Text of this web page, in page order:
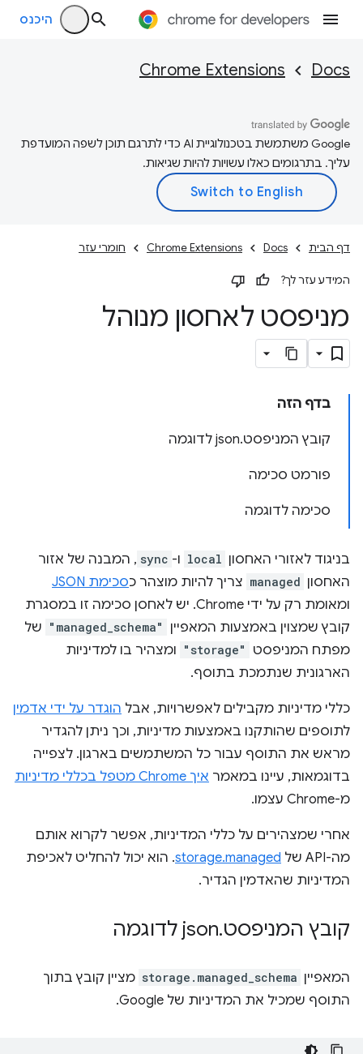
היכנס
Docs
Chrome Extensions
‫Google משתמשת בטכנולוגיית AI כדי לתרגם תוכן לשפה המועדפת
עליך. בתרגומים כאלו עשויות להיות שגיאות.
דף הבית Docs
Chrome Extensions חומרי עזר
המידע עזר לך?
מניפסט לאחסון מנוהל
בדף הזה
קובץ המניפסט.json לדוגמה
פורמט סכימה
סכימה לדוגמה
בניגוד לאזורי האחסון local ו- sync , המבנה של אזור
האחסון managed צריך להיות מוצהר כסכימת JSON
ומאומת רק על ידי Chrome. יש לאחסן סכימה זו במסגרת
קובץ שמצוין באמצעות המאפיין
"managed_schema" של
מפתח המניפסט
"storage" ומצהיר בו למדיניות
הארגונית שנתמכת בתוסף.
כללי מדיניות מקבילים לאפשרויות, אבל הוגדר על ידי אדמין
לתוספים שהותקנו באמצעות מדיניות, וכך ניתן להגדיר
מראש את התוסף עבור כל המשתמשים בארגון. לצפייה
בדוגמאות, עיינו במאמר איך Chrome מטפל בכללי מדיניות
מ-Chrome עצמו.
אחרי שמצהירים על כללי המדיניות, אפשר לקרוא אותם
מה-API של
storage.managed. הוא יכול להחליט לאכיפת
המדיניות שהאדמין הגדיר.
קובץ המניפסט.json לדוגמה
המאפיין storage.managed_schema מציין קובץ בתוך
התוסף שמכיל את המדיניות של Google.